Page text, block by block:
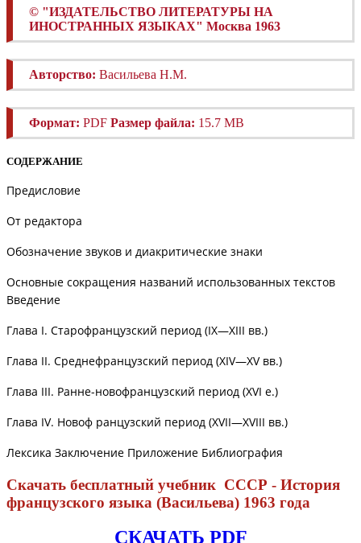
© "ИЗДАТЕЛЬСТВО ЛИТЕРАТУРЫ НА
ИНОСТРАННЫХ ЯЗЫКАХ" Москва 1963
Авторство: Васильева Н.М.
Формат: PDF Размер файла: 15.7 MB
СОДЕРЖАНИЕ
Предисловие
От редактора
Обозначение звуков и диакритические знаки
Основные сокращения названий использованных текстов
Введение
Глава I. Старофранцузский период (IX—XIII вв.)
Глава II. Среднефранцузский период (XIV—XV вв.)
Глава III. Ранне-новофранцузский период (XVI е.)
Глава IV. Новоф ранцузский период (XVII—XVIII вв.)
Лексика Заключение Приложение Библиография
Скачать бесплатный учебник СССР - История
французского языка (Васильева) 1963 года
СКАЧАТЬ PDF